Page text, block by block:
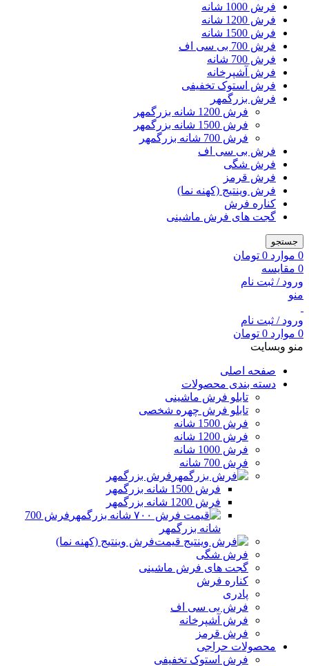
فرش 1000 شانه
فرش 1200 شانه
فرش 1500 شانه
فرش 700 بی سی اف
فرش 700 شانه
فرش آشپرخانه
فرش استوک تخفیفی
فرش بزرگمهر
فرش 1200 شانه بزرگمهر
فرش 1500 شانه بزرگمهر
فرش 700 شانه بزرگمهر
فرش بی سی اف
فرش شگی
فرش قرمز
فرش وینتیج (کهنه نما)
کناره فرش
گجت های فرش ماشینی
جستجو
0 موارد 0 تومان
0 مقایسه
ورود / ثبت نام
منو
ورود / ثبت نام
0 موارد 0 تومان
منو وبسایت
صفحه اصلی
دسته بندی محصولات
تابلو فرش ماشینی
تابلو فرش چهره شخصی
فرش 1500 شانه
فرش 1200 شانه
فرش 1000 شانه
فرش 700 شانه
فرش بزرگمهر
فرش 1500 شانه بزرگمهر
فرش 1200 شانه بزرگمهر
فرش 700
شانه بزرگمهر
فرش وینتیج (کهنه نما)
فرش شگی
گجت های فرش ماشینی
کناره فرش
پادری
فرش بی سی اف
فرش آشپرخانه
فرش قرمز
محصولات حراجی
فرش استوک تخفیفی